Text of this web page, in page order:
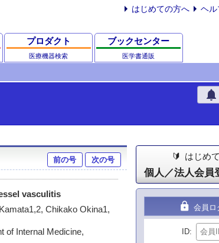
はじめての方へ ヘル
プロダクト
医療機器検索
ブックセンター
医学書通販
notifications
前の号 次の号
vasculitis
Chikako Okina1,
of Internal Medicine,
はじめ
個人／法人会員
lock 会員ロ
ID